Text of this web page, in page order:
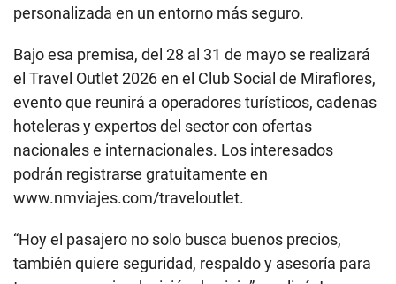
personalizada en un entorno más seguro.
Bajo esa premisa, del 28 al 31 de mayo se realizará
el Travel Outlet 2026 en el Club Social de Miraflores,
evento que reunirá a operadores turísticos, cadenas
hoteleras y expertos del sector con ofertas
nacionales e internacionales. Los interesados
podrán registrarse gratuitamente en
www.nmviajes.com/traveloutlet.
“Hoy el pasajero no solo busca buenos precios,
también quiere seguridad, respaldo y asesoría para